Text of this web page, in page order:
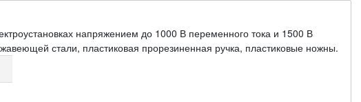
напряжением до 1000 В переменного тока и 1500 В
стали, пластиковая прорезиненная ручка, пластиковые ножны.